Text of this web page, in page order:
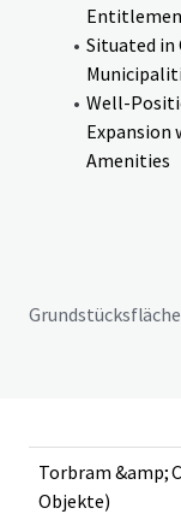
Situated in
Well-
Expansion
Amenities
Torbram &amp;
Objekte)